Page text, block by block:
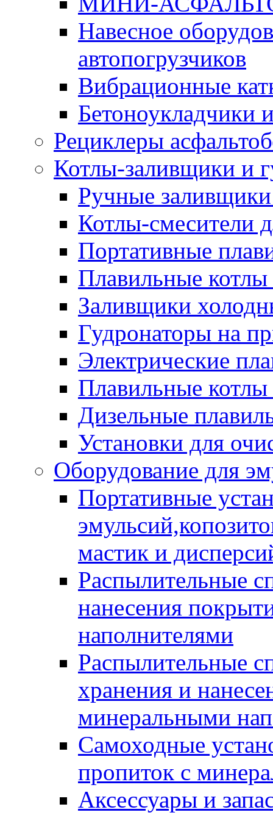
Навесное
автопогрузчиков
Вибрационные
Бетоноукладчики
Рециклеры
Котлы-заливщики и
Ручные заливщики
Котлы-смесители
Портативные
Плавильные
Заливщики
Гудронаторы на
Электрические
Плавильные
Дизельные
Установки для
Оборудование для
Портативные
мастик и
Распылительные
нанесения
наполнителями
Распылительные
хранения и
минеральными
Самоходные
пропиток с
Аксессуары и